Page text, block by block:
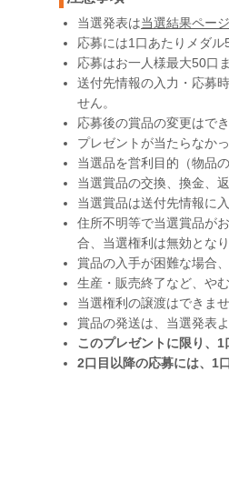
当選発表は当選結果ページ
応募には1口あたりメダル
応募はお一人様最大50口
送付先情報の入力・応募
せん。
応募後の賞品の変更はでき
プレゼントが当たらなか
当選品を営利目的（物品
当選賞品の交換、換金、
当選賞品は送付先情報に
住所不明等で当選賞品が
合、当選権利は無効とな
賞品の入手が困難な場合
生産・販売終了など、や
当選権利の譲渡はできませ
賞品の発送は、当選発表
このプレゼントに限り、1
2口目以降の応募には、1